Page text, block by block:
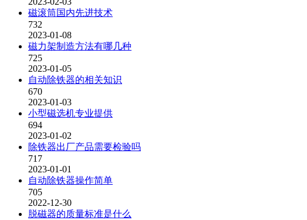
磁滚筒国内先进技术
732
2023-01-08
磁力架制造方法有哪几种
725
2023-01-05
自动除铁器的相关知识
670
2023-01-03
小型磁选机专业提供
694
2023-01-02
除铁器出厂产品需要检验吗
717
2023-01-01
自动除铁器操作简单
705
2022-12-30
脱磁器的质量标准是什么